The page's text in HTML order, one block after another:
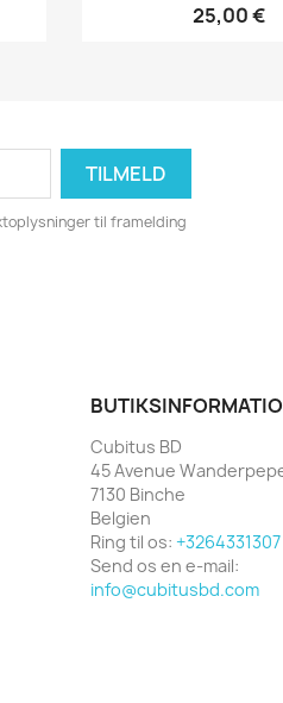
25,00 €
til framelding
Cubitus BD
45 Avenue
7130 Binche
Belgien
Ring til os: +3264331307
Send os en e-mail:
info@cubitusbd.com